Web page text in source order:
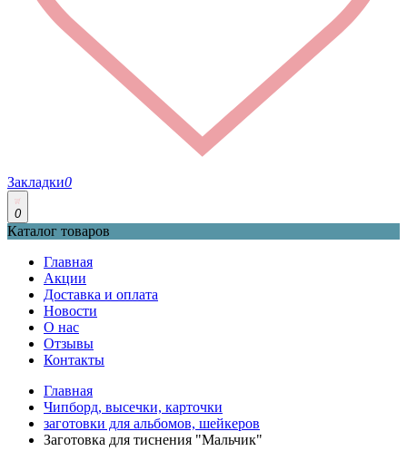
Закладки0
0
Каталог товаров
Главная
Акции
Доставка и оплата
Новости
О нас
Отзывы
Контакты
Главная
Чипборд, высечки, карточки
заготовки для альбомов, шейкеров
Заготовка для тиснения "Мальчик"